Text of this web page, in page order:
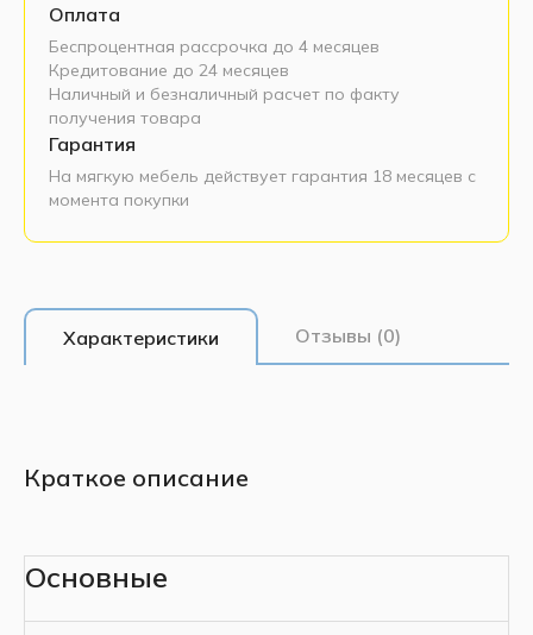
Оплата
Беспроцентная рассрочка до 4 месяцев
Кредитование до 24 месяцев
Наличный и безналичный расчет по факту
получения товара
Гарантия
На мягкую мебель действует гарантия 18 месяцев с
момента покупки
Характеристики Отзывы (0)
Краткое описание
Основные